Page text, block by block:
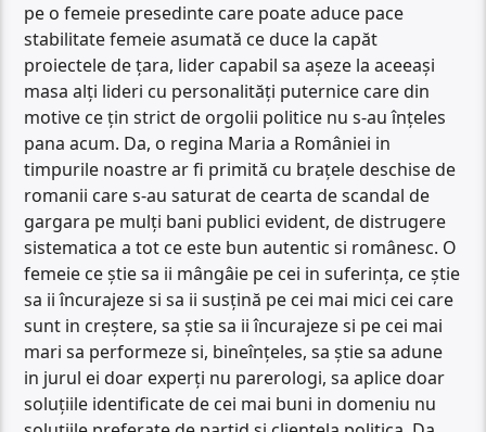
pe o femeie presedinte care poate aduce pace
stabilitate femeie asumată ce duce la capăt
proiectele de țara, lider capabil sa așeze la aceeași
masa alți lideri cu personalități puternice care din
motive ce țin strict de orgolii politice nu s-au înțeles
pana acum. Da, o regina Maria a României in
timpurile noastre ar fi primită cu brațele deschise de
romanii care s-au saturat de cearta de scandal de
gargara pe mulți bani publici evident, de distrugere
sistematica a tot ce este bun autentic si românesc. O
femeie ce știe sa ii mângâie pe cei in suferința, ce știe
sa ii încurajeze si sa ii susțină pe cei mai mici cei care
sunt in creștere, sa știe sa ii încurajeze si pe cei mai
mari sa performeze si, bineînțeles, sa știe sa adune
in jurul ei doar experți nu parerologi, sa aplice doar
soluțiile identificate de cei mai buni in domeniu nu